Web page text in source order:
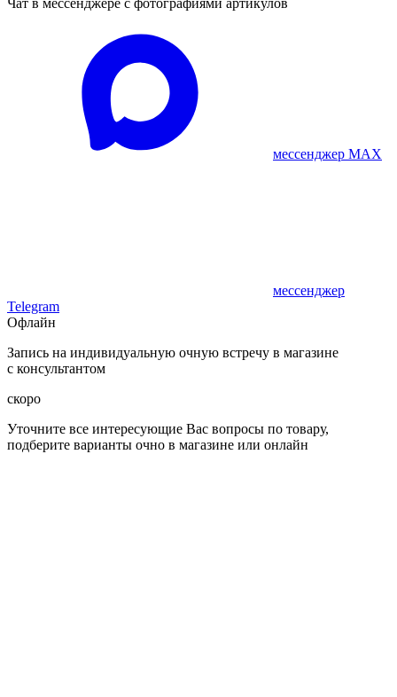
Чат в мессенджере с фотографиями артикулов
мессенджер MAX
мессенджер
Telegram
Офлайн
Запись на индивидуальную очную встречу в магазине
с консультантом
скоро
Уточните все интересующие Вас вопросы по товару,
подберите варианты очно в магазине или онлайн